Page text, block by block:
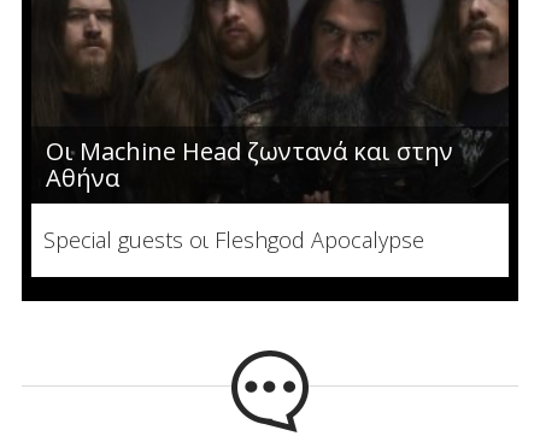
Οι Machine Head ζωντανά και στην
Αθήνα
Special guests οι Fleshgod Apocalypse